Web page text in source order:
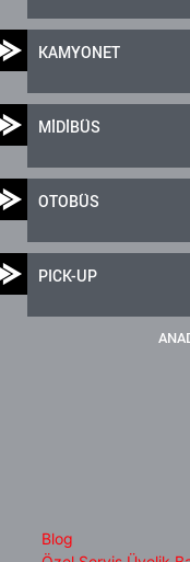
KAMYONET
MİDİBÜS
OTOBÜS
PICK-UP
Blog